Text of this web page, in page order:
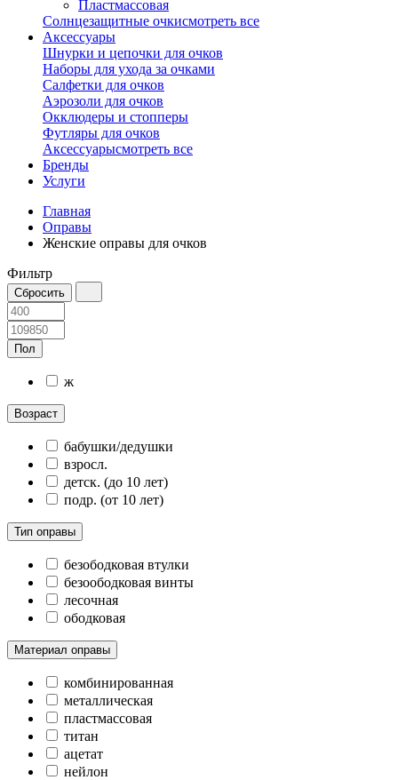
Пластмассовая
Солнцезащитные очкисмотреть все
Аксессуары
Шнурки и цепочки для очков
Наборы для ухода за очками
Салфетки для очков
Аэрозоли для очков
Окклюдеры и стопперы
Футляры для очков
Аксессуарысмотреть все
Бренды
Услуги
Главная
Оправы
Женские оправы для очков
Фильтр
Пол
ж
Возраст
бабушки/дедушки
взросл.
детск. (до 10 лет)
подр. (от 10 лет)
Тип оправы
безободковая втулки
безоободковая винты
лесочная
ободковая
Материал оправы
комбинированная
металлическая
пластмассовая
титан
ацетат
нейлон